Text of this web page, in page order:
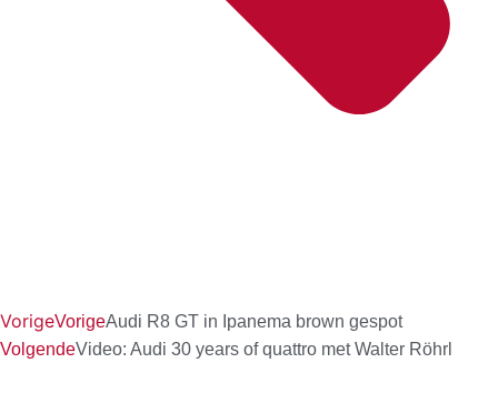
VorigeVorigeAudi R8 GT in Ipanema brown gespot
VolgendeVideo: Audi 30 years of quattro met Walter Röhrl